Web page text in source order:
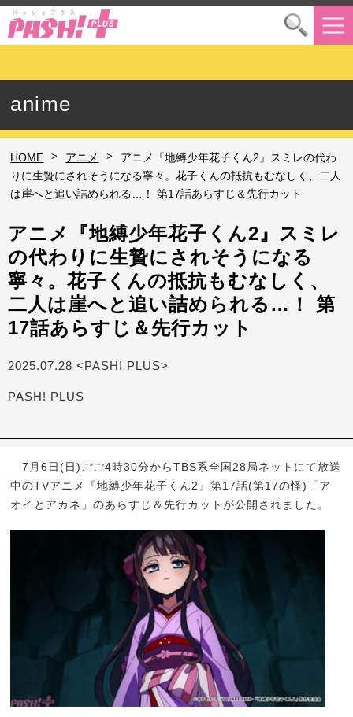
anime
HOME > アニメ >
アニメ『地縛少年花子くん2』スミレの代わ
りに生贄にされそうになる寧々。花子くんの抵抗もむなしく、二人
は崖へと追い詰められる…！ 第17話あらすじ＆先行カット
アニメ『地縛少年花子くん2』スミレ
の代わりに生贄にされそうになる
寧々。花子くんの抵抗もむなしく、
二人は崖へと追い詰められる…！ 第
17話あらすじ＆先行カット
2025.07.28 <PASH! PLUS>
PASH! PLUS
7月6日(日)ごご4時30分からTBS系全国28局ネットにて放送
中のTVアニメ『地縛少年花子くん2』第17話(第17の怪)「ア
オイとアカネ」のあらすじ＆先行カットが公開されました。